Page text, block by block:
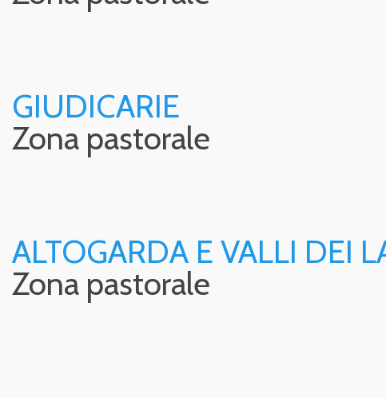
GIUDICARIE
Zona pastorale
ALTOGARDA E VALLI DEI
Zona pastorale